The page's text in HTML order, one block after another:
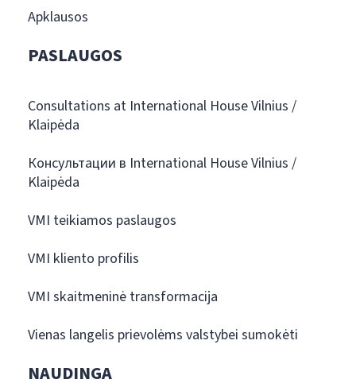
Apklausos
PASLAUGOS
Consultations at International House Vilnius /
Klaipėda
Консультации в International House Vilnius /
Klaipėda
VMI teikiamos paslaugos
VMI kliento profilis
VMI skaitmeninė transformacija
Vienas langelis prievolėms valstybei sumokėti
NAUDINGA